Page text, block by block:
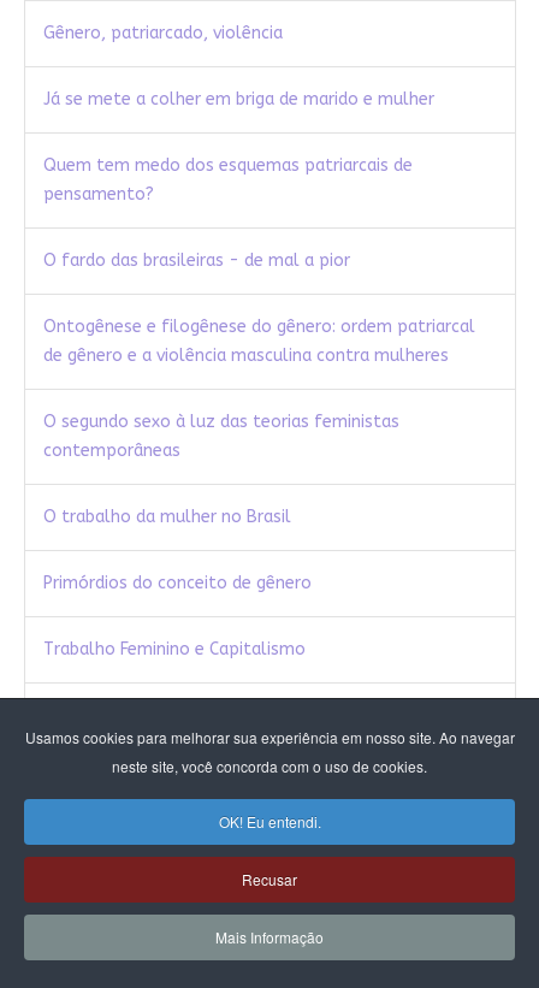
Usamos cookies para melhorar sua experiência em nosso site. Ao navegar
neste site, você concorda com o uso de cookies.
OK! Eu entendi.
Recusar
Mais Informação
Gênero, patriarcado, violência
Já se mete a colher em briga de marido e mulher
Quem tem medo dos esquemas patriarcais de
pensamento?
O fardo das brasileiras - de mal a pior
Ontogênese e filogênese do gênero: ordem patriarcal
de gênero e a violência masculina contra mulheres
O segundo sexo à luz das teorias feministas
contemporâneas
O trabalho da mulher no Brasil
Primórdios do conceito de gênero
Trabalho Feminino e Capitalismo
Violência de gênero: o lugar da práxis na construçäo da
Violência de gênero no Brasil atual
Violência estrutural e de gênero – Mulher gosta de